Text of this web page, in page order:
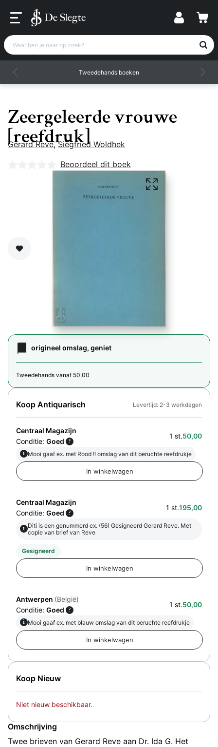
Waar ben je naar op zoek?
Tweedehands boeken
Zeergeleerde vrouwe
[reefdruk]
Gerard Reve,Siegfried Woldhek
Nog geen beoordelingen
Beoordeel dit boek
origineel omslag, geniet
Tweedehands vanaf 50,00
Koop Antiquarisch
Centraal Magazijn
Conditie: Goed ?
1 st.50,00
i Mooi gaaf ex. met Rood !! omslag van dit beruchte reefdrukje
Centraal Magazijn
Conditie: Goed ?
1 st.195,00
i Diti is een genummerd ex. (56) Gesigneerd Gerard Reve. Met
copie van brief van Reve
Gesigneerd
Antwerpen (België)
Conditie: Goed ?
1 st.50,00
i Mooi gaaf ex. met blauw omslag van dit beruchte reefdrukje
Levertijd: 2-3 werkdagen
Koop Nieuw
Niet nieuw beschikbaar.
Omschrijving
Twee brieven van Gerard Reve aan Dr. Ida G. Het